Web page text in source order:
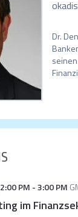
Dr.
2:00 PM -3:00 PM
im